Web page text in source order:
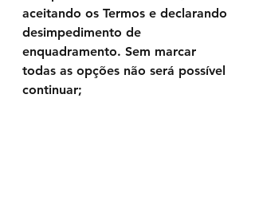
aceitando os Termos e declarando
desimpedimento de
enquadramento. Sem marcar
todas as opções não será possível
continuar;